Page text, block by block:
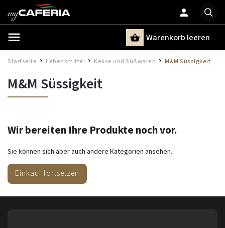
Warenkorb leeren
Startseite / Lebensmittel / Kekse und Süßwaren / M&M Süssigkeit
M&M Süssigkeit
Wir bereiten Ihre Produkte noch vor.
Sie können sich aber auch andere Kategorien ansehen.
Einkauf fortsetzen